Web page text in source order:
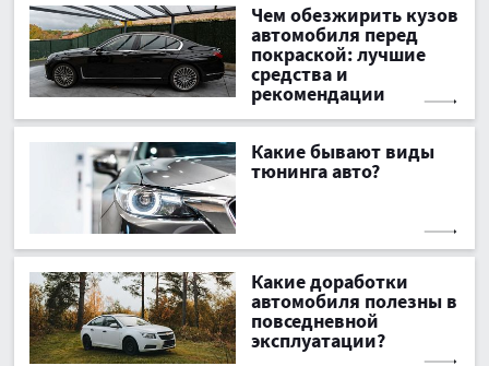
Чем обезжирить кузов
автомобиля перед
покраской: лучшие
средства и
рекомендации
Какие бывают виды
тюнинга авто?
Какие доработки
автомобиля полезны в
повседневной
эксплуатации?